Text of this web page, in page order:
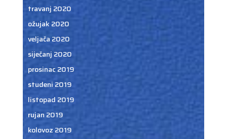
travanj 2020
ožujak 2020
veljača 2020
siječanj 2020
prosinac 2019
studeni 2019
listopad 2019
rujan 2019
kolovoz 2019